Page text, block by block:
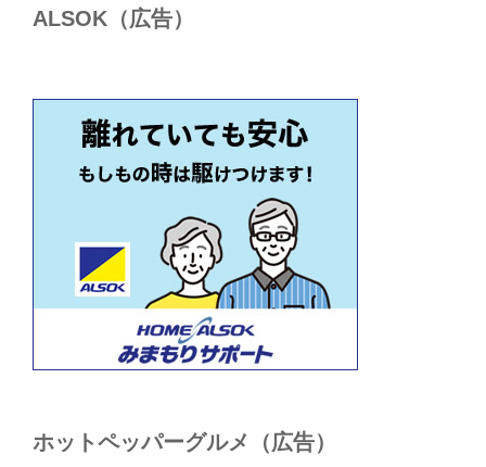
ALSОK（広告）
ホットペッパーグルメ（広告）